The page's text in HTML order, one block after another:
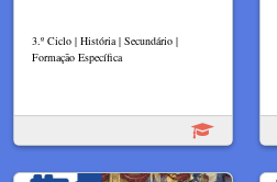
3.º Ciclo | História | Secundário |
Formação Específica